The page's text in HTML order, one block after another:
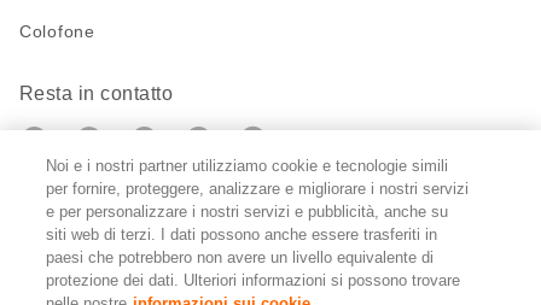
Colofone
Resta in contatto
https://twitter.com/migros?
https://www.youtube.com/user/
PinterestInstagram
Impostazioni cookie
FR IT
Noi e i nostri partner utilizziamo cookie e tecnologie simili
per fornire, proteggere, analizzare e migliorare i nostri servizi
e per personalizzare i nostri servizi e pubblicità, anche su
siti web di terzi. I dati possono anche essere trasferiti in
paesi che potrebbero non avere un livello equivalente di
protezione dei dati. Ulteriori informazioni si possono trovare